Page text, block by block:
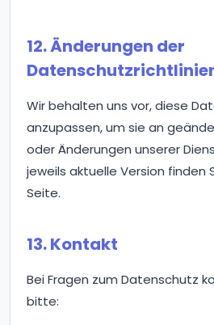
12. Änderungen der
Wir behalten uns vor, diese
anzupassen, um sie an
oder Änderungen unserer
jeweils aktuelle Version finden
Seite.
13. Kontakt
Bei Fragen zum Datenschutz
bitte: